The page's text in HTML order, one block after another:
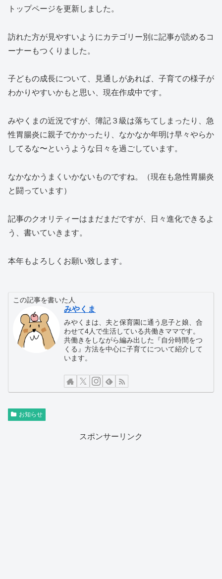
トップページを更新しました。
訪れた方が見やすいようにカテゴリー別に記事が読めるコ
ーナーもつくりました。
子どもの成長について、見通しがあれば、子育ての様子が
わかりやすいかもと思い、現在作成中です。
みやくまの近況ですが、簿記３級は落ちてしまったり、急
性胃腸炎に親子でかかったり、なかなか年明け早々やらか
してるな〜というような日々を過ごしています。
なかなかうまくいかないものですね。（現在も急性胃腸炎
と闘っています）
記事のクオリティーはまだまだですが、日々進化できるよ
う、書いていきます。
本年もよろしくお願い致します。
この記事を書いた人
みやくま
みやくまは、夫と保育園に通う息子と娘、合
わせて4人で生活している共働きママです。
共働きをしながら編み出した『自分時間をつ
くる』方法を中心に子育てについて紹介して
います。
お知らせ
スポンサーリンク